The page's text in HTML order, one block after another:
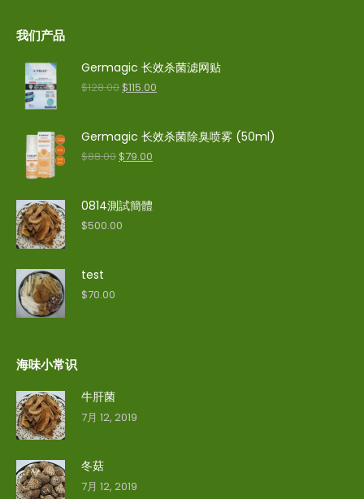
我们产品
Germagic 长效杀菌滤网贴
$128.00$115.00
Germagic 长效杀菌除臭喷雾 (50ml)
$88.00$79.00
0814測試簡體
$500.00
test
$70.00
海味小常识
牛肝菌
7月 12, 2019
冬菇
7月 12, 2019